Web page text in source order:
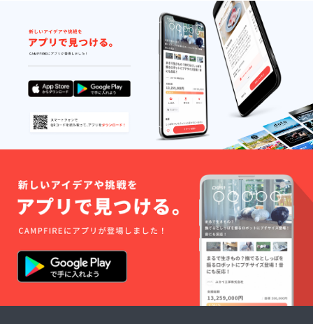
全員と
の囲み
チェキ
撮影、
推しメ
ンバー
からの
直筆お
手紙な
ど）が
ありま
す。 対
バンイ
ベント
グシロ
ネット
お目当
て入場
や主催
イベン
トへの
参加に
よりポ
を貯め
ること
が可能
ん。 特
典内
容：全
イベン
トスタ
ンプ
カード
ポイン
ト2倍、
全イベ
ント無
料チェ
キ券3
枚、主
ント囲
み写メ
券1枚
1.立ち
位置投
票権付
きチェ
キ券
(1000
票をし
て頂い
たグ